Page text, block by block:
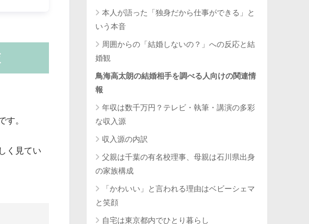
す。
く見てい
本人が語った「独身だから仕事ができる」と
いう本音
周囲からの「結婚しないの？」への反応と結
婚観
鳥海高太朗の結婚相手を調べる人向けの関連情
報
年収は数千万円？テレビ・執筆・講演の多彩
な収入源
収入源の内訳
父親は千葉の有名校理事、母親は石川県出身
の家族構成
「かわいい」と言われる理由はベビーシェマ
と笑顔
自宅は東京都内でひとり暮らし